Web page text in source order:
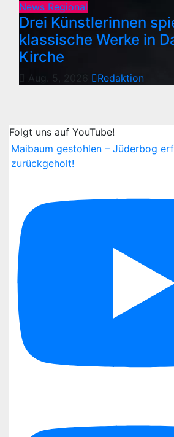
News Regional
Drei Künstlerinnen
klassische Werke in
Kirche
Aug. 5, 2026 Redaktion
Folgt uns auf YouTube!
Maibaum gestohlen – Jüderbog
zurückgeholt!